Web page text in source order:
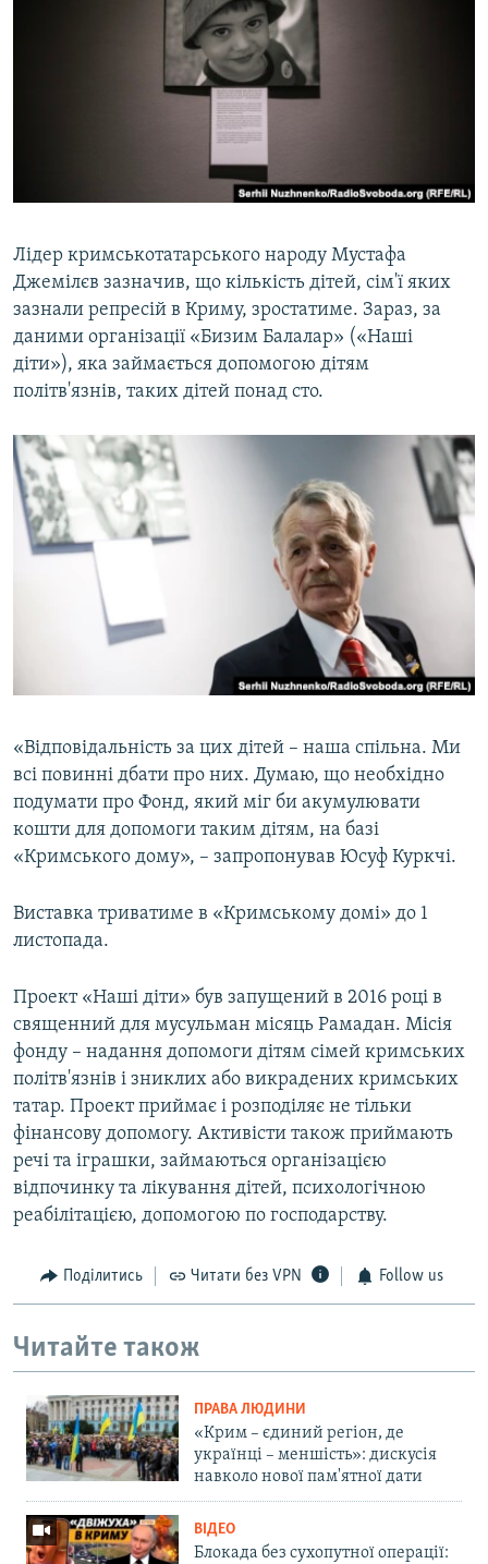
Лідер кримськотатарського народу Мустафа
Джемілєв зазначив, що кількість дітей, сім'ї яких
зазнали репресій в Криму, зростатиме. Зараз, за
даними організації «Бизим Балалар» («Наші
діти»), яка займається допомогою дітям
політв'язнів, таких дітей понад сто.
«Відповідальність за цих дітей – наша спільна. Ми
всі повинні дбати про них. Думаю, що необхідно
подумати про Фонд, який міг би акумулювати
кошти для допомоги таким дітям, на базі
«Кримського дому», – запропонував Юсуф Куркчі.
Виставка триватиме в «Кримському домі» до 1
листопада.
Проект «Наші діти» був запущений в 2016 році в
священний для мусульман місяць Рамадан. Місія
фонду – надання допомоги дітям сімей кримських
політв'язнів і зниклих або викрадених кримських
татар. Проект приймає і розподіляє не тільки
фінансову допомогу. Активісти також приймають
речі та іграшки, займаються організацією
відпочинку та лікування дітей, психологічною
реабілітацією, допомогою по господарству.
Поділитись Читати без VPN Follow us
Читайте також
ПРАВА ЛЮДИНИ
«Крим – єдиний регіон, де
українці – меншість»: дискусія
навколо нової пам'ятної дати
ВІДЕО
Блокада без сухопутної операції: